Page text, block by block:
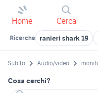
Home Cerca
Ricerche ranieri shark 19
Subito Audio/video
Cosa cerchi?